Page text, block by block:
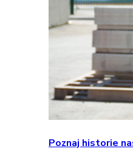
Poznaj historie